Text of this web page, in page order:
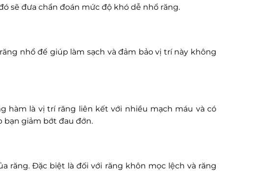
sẽ đưa chẩn đoán mức độ khó dễ nhổ răng.
nhổ để giúp làm sạch và đảm bảo vị trí này không
hàm là vị trí răng liên kết với nhiều mạch máu và có
bạn giảm bớt đau đớn.
răng. Đặc biệt là đối với răng khôn mọc lệch và răng